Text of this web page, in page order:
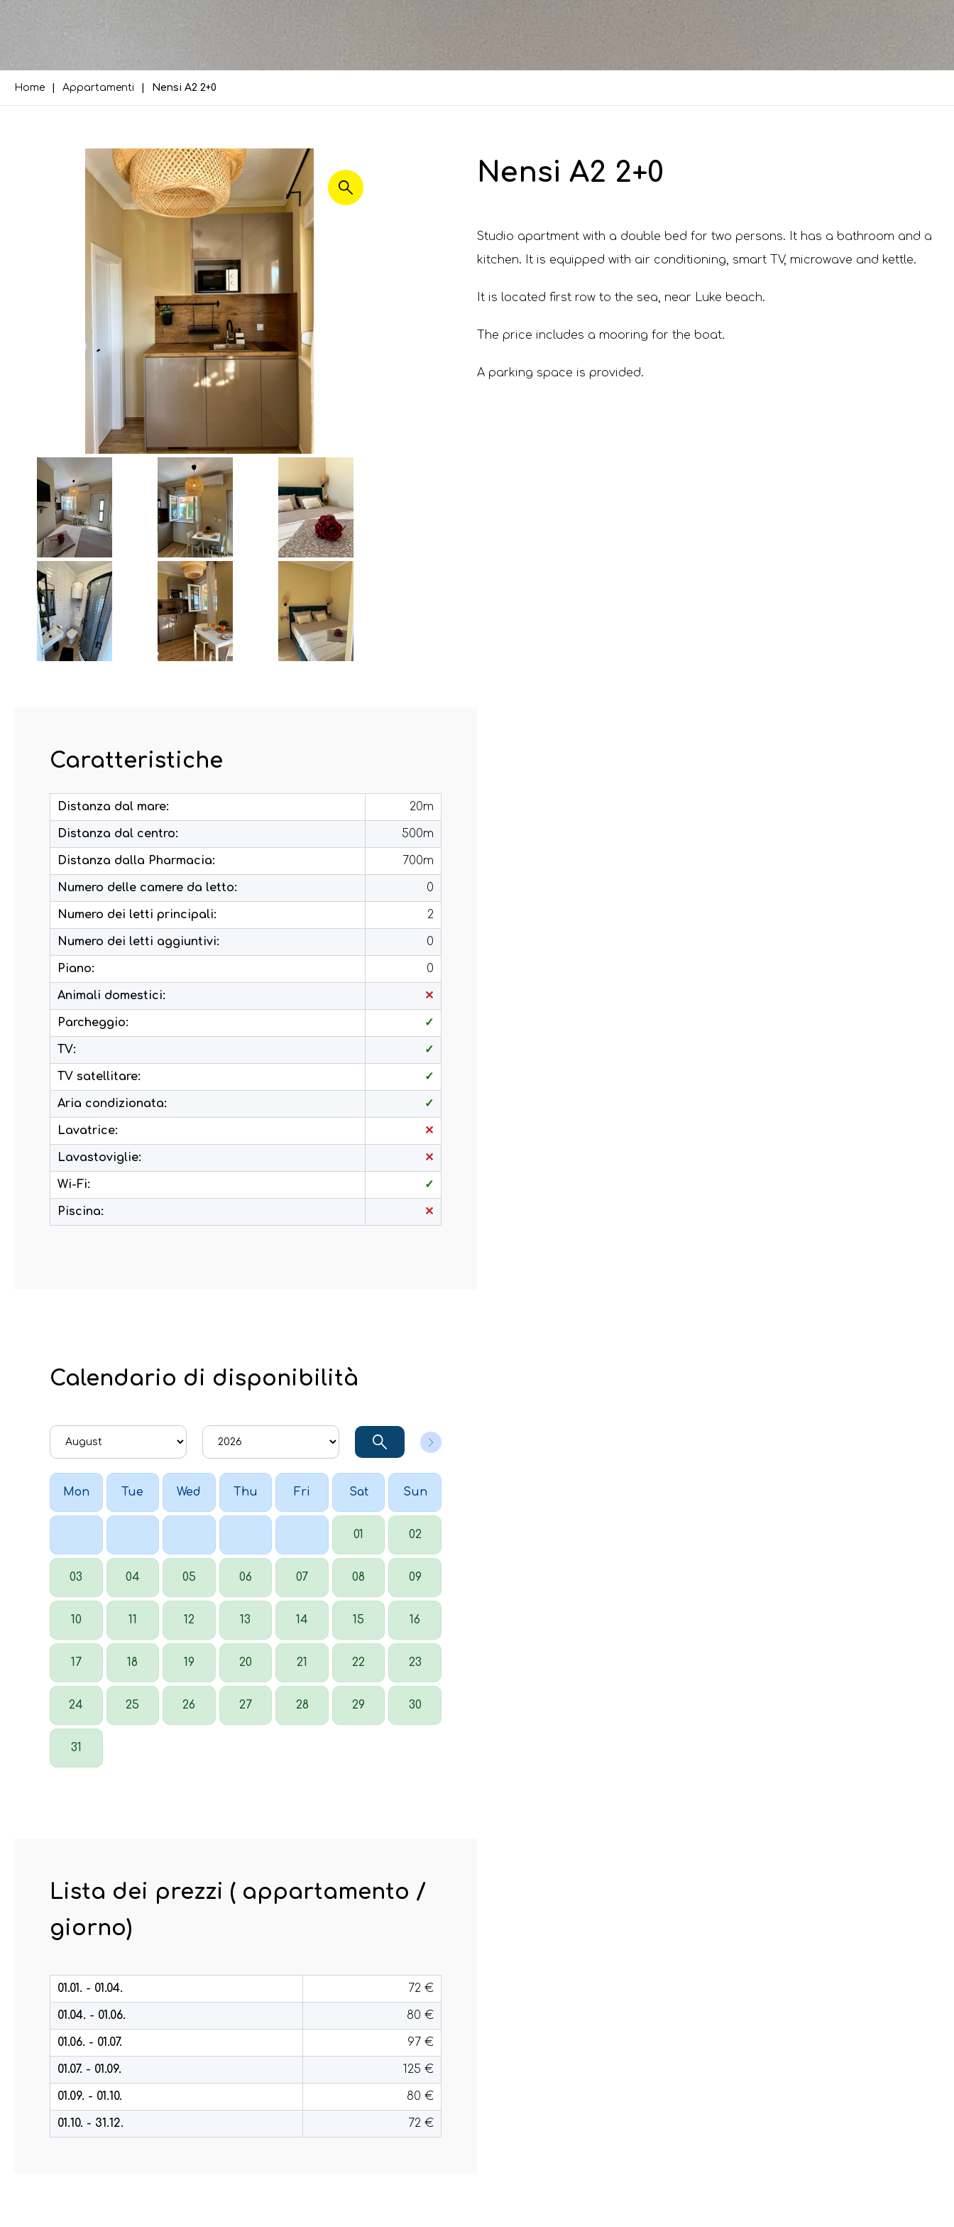
Home Appartamenti Nensi A2 2+0
Nensi A2 2+0
Studio apartment with a double bed for two persons. It has a bathroom and a
kitchen. It is equipped with air conditioning, smart TV, microwave and kettle.
It is located first row to the sea, near Luke beach.
The price includes a mooring for the boat.
A parking space is provided.
Caratteristiche
Distanza dal mare: 20m
Distanza dal centro: 500m
Distanza dalla Pharmacia: 700m
Numero delle camere da letto: 0
Numero dei letti principali: 2
Numero dei letti aggiuntivi: 0
Piano: 0
Animali domestici: ✕
Parcheggio: ✓
TV: ✓
TV satellitare: ✓
Aria condizionata: ✓
Lavatrice: ✕
Lavastoviglie: ✕
Wi-Fi: ✓
Piscina: ✕
Calendario di disponibilità
Mon Tue Wed Thu Fri Sat Sun
01 02
03 04 05 06 07 08 09
10 11 12 13 14 15 16
17 18 19 20 21 22 23
24 25 26 27 28 29 30
31
Lista dei prezzi ( appartamento /
giorno)
01.01. - 01.04. 72 €
01.04. - 01.06. 80 €
01.06. - 01.07. 97 €
01.07. - 01.09. 125 €
01.09. - 01.10. 80 €
01.10. - 31.12. 72 €